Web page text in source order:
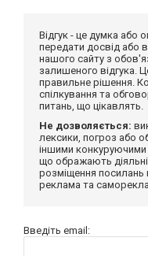
Відгук - це думка або
передати досвід або
нашого сайту з
залишеного відгука.
правильне рішення.
спілкування та
питань, що цікавлять.
Не дозволяється:
лексики, погроз або
іншими конкуруючими
що ображають
розміщення посилань
реклама та
Введіть email: